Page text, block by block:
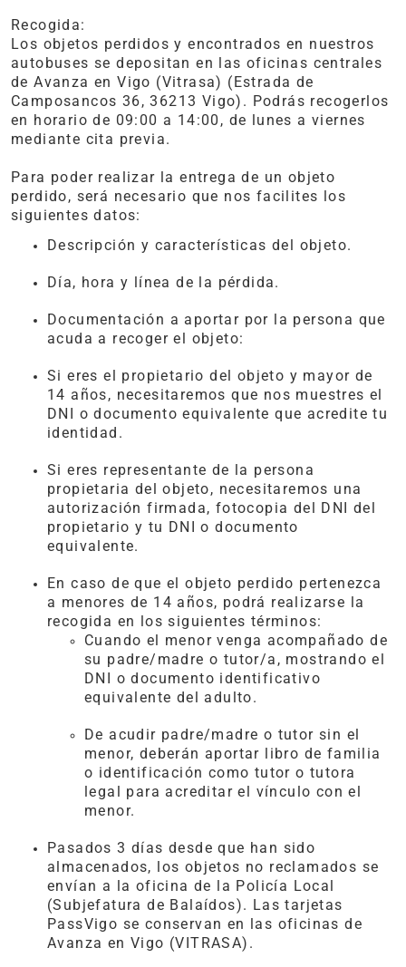
Recogida:
Los objetos perdidos y encontrados en nuestros
autobuses se depositan en las oficinas centrales
de Avanza en Vigo (Vitrasa) (Estrada de
Camposancos 36, 36213 Vigo). Podrás recogerlos
en horario de 09:00 a 14:00, de lunes a viernes
mediante cita previa.
Para poder realizar la entrega de un objeto
perdido, será necesario que nos facilites los
siguientes datos:
Descripción y características del objeto.
Día, hora y línea de la pérdida.
Documentación a aportar por la persona que
acuda a recoger el objeto:
Si eres el propietario del objeto y mayor de
14 años, necesitaremos que nos muestres el
DNI o documento equivalente que acredite tu
identidad.
Si eres representante de la persona
propietaria del objeto, necesitaremos una
autorización firmada, fotocopia del DNI del
propietario y tu DNI o documento
equivalente.
En caso de que el objeto perdido pertenezca
a menores de 14 años, podrá realizarse la
recogida en los siguientes términos:
Cuando el menor venga acompañado de
su padre/madre o tutor/a, mostrando el
DNI o documento identificativo
equivalente del adulto.
De acudir padre/madre o tutor sin el
menor, deberán aportar libro de familia
o identificación como tutor o tutora
legal para acreditar el vínculo con el
menor.
Pasados 3 días desde que han sido
almacenados, los objetos no reclamados se
envían a la oficina de la Policía Local
(Subjefatura de Balaídos). Las tarjetas
PassVigo se conservan en las oficinas de
Avanza en Vigo (VITRASA).